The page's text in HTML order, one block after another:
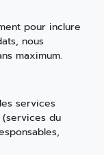
pour inclure
nous
maximum.
services
du